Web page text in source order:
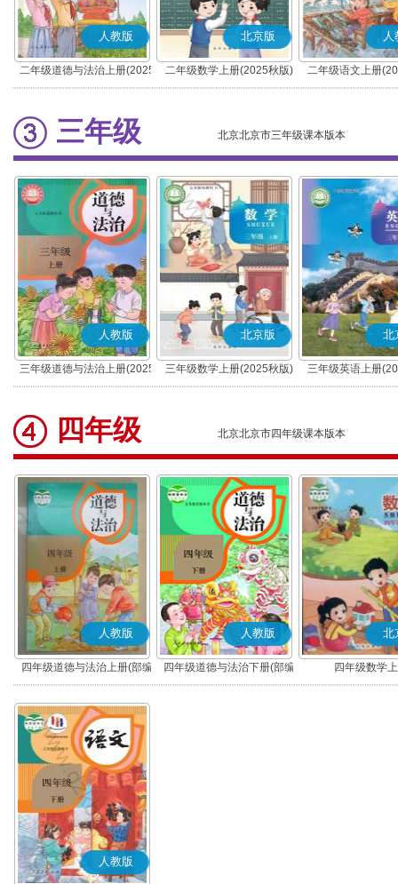
人教版
二年级道德与法治上册(2025
秋版)(部编版)
北京版
二年级数学上册(2025秋版)
人
二年级语文上册
(部编版)
三年级 北京北京市三年级课本版本
人教版
三年级道德与法治上册(2025
秋版)(部编版)
北京版
三年级数学上册(2025秋版)
北
三年级英语上册
四年级 北京北京市四年级课本版本
人教版
四年级道德与法治上册(部编
版)
人教版
四年级道德与法治下册(部编
版)
北
四年级数学
人教版